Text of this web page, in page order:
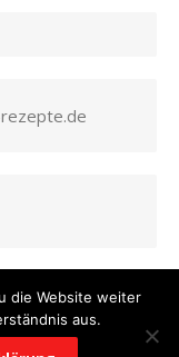
/
Theme by
die Website weiter
aus.